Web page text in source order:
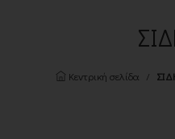
Κεντρική σελίδα